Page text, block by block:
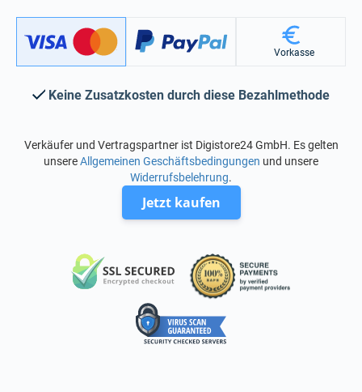
Vorkasse
Keine Zusatzkosten durch diese Bezahlmethode
Verkäufer und Vertragspartner ist Digistore24 GmbH. Es gelten
unsereAllgemeinen Geschäftsbedingungen und unsere
Widerrufsbelehrung.
Jetzt kaufen